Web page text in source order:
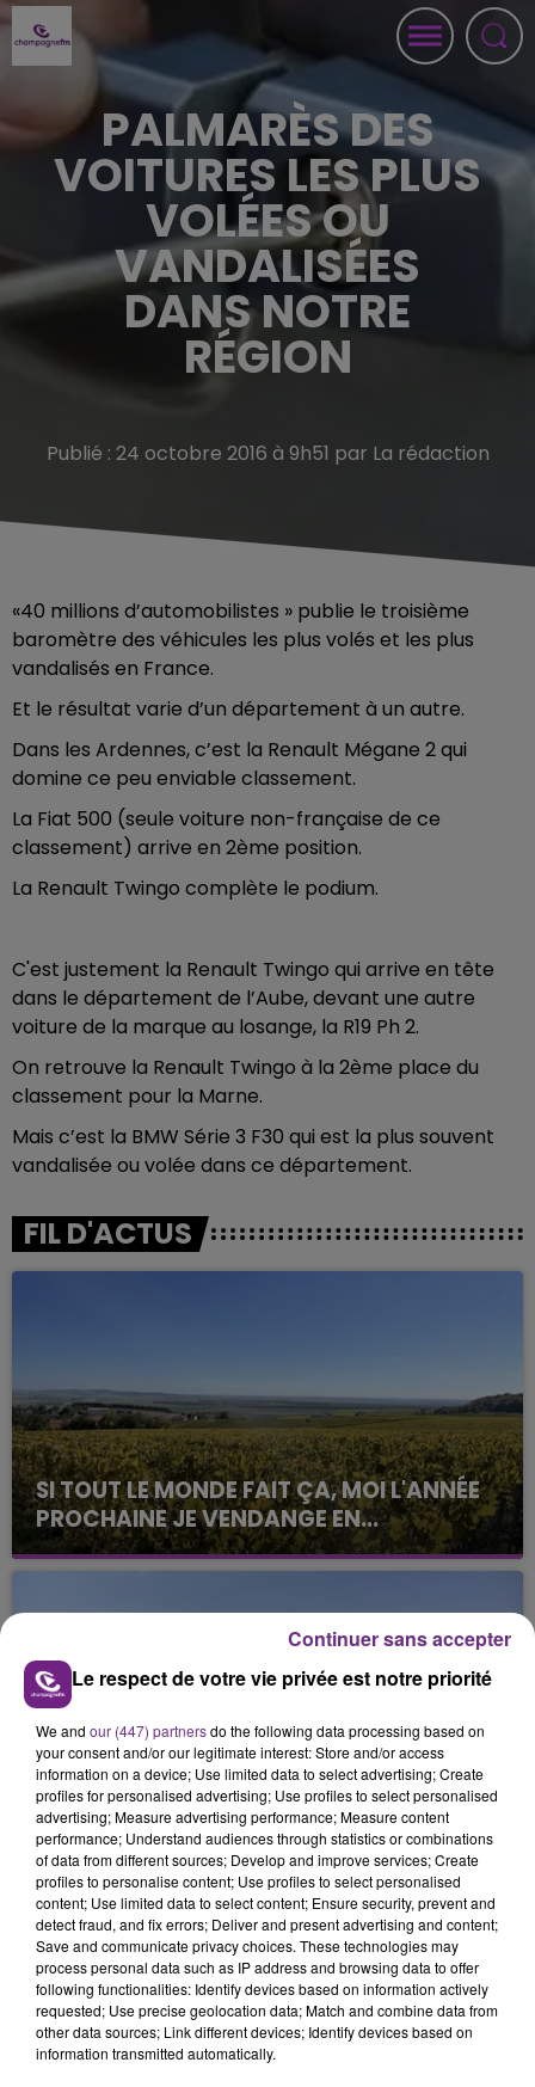
PALMARÈS DES
VOITURES LES PLUS
VOLÉES OU
VANDALISÉES
DANS NOTRE
RÉGION
Publié : 24 octobre 2016 à 9h51 par La rédaction
«40 millions d’automobilistes » publie le troisième
baromètre des véhicules les plus volés et les plus
vandalisés en France.
Et le résultat varie d’un département à un autre.
Dans les Ardennes, c’est la Renault Mégane 2 qui
domine ce peu enviable classement.
La Fiat 500 (seule voiture non-française de ce
classement) arrive en 2ème position.
La Renault Twingo complète le podium.
C'est justement la Renault Twingo qui arrive en tête
dans le département de l’Aube, devant une autre
voiture de la marque au losange, la R19 Ph 2.
On retrouve la Renault Twingo à la 2ème place du
classement pour la Marne.
Mais c’est la BMW Série 3 F30 qui est la plus souvent
vandalisée ou volée dans ce département.
FIL D'ACTUS
SI TOUT LE MONDE FAIT ÇA, MOI L'ANNÉE
PROCHAINE JE VENDANGE EN...
La vendange en Champagne a débuté ce jeudi 6
août dans la commune de Montgueux (Aube). Du
jamais vu !
L'INSPECTION DU TRAVAIL RAPPELLE À
L'ORDRE SUR LES CONDITIONS DE...
Alors que les dates de début des vendange 2026
s'est avéré être plus précoce que prévu,
l'inspection du Travail en profite pour rappeler
les conditions de...
TITRES DIFFUSÉS
1h29
1h29 1h26
1h26
Le respect de votre vie privée est notre priorité
We and our (447) partnersdo the following data processing based on
your consent and/or our legitimate interest: Store and/or access
information on a device; Use limited data to select advertising; Create
profiles for personalised advertising; Use profiles to select personalised
advertising; Measure advertising performance; Measure content
performance; Understand audiences through statistics or combinations
of data from different sources; Develop and improve services; Create
profiles to personalise content; Use profiles to select personalised
content; Use limited data to select content; Ensure security, prevent and
detect fraud, and fix errors; Deliver and present advertising and content;
Save and communicate privacy choices. These technologies may
process personal data such as IP address and browsing data to offer
following functionalities: Identify devices based on information actively
requested; Use precise geolocation data; Match and combine data from
other data sources; Link different devices; Identify devices based on
information transmitted automatically.
Continuer sans accepter